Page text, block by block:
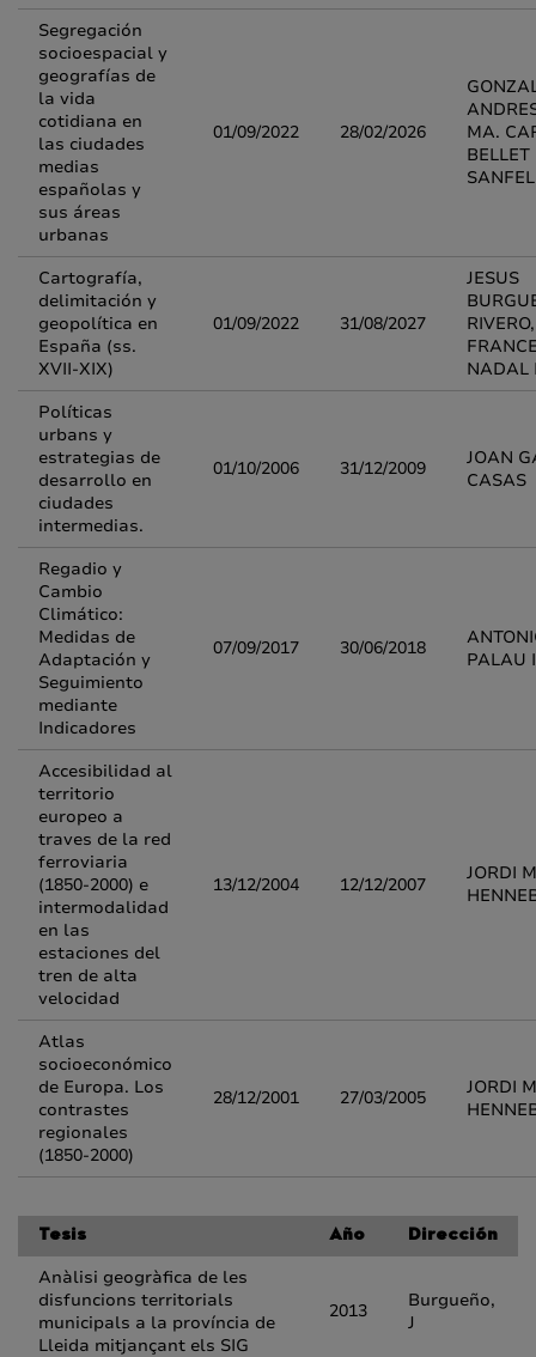
Segregación
socioespacial y
geografías de
la vida
cotidiana en
las ciudades
medias
españolas y
sus áreas
urbanas
01/09/2022 28/02/2026
MA.
BELLET
Cartografía,
delimitación y
geopolítica en
España (ss.
XVII-XIX)
01/09/2022 31/08/2027
JESUS
RIVERO,
NADAL
Políticas
urbans y
estrategias de
desarrollo en
ciudades
intermedias.
01/10/2006 31/12/2009
JOAN
CASAS
Regadio y
Cambio
Climático:
Medidas de
Adaptación y
Seguimiento
mediante
Indicadores
07/09/2017 30/06/2018
PALAU
Accesibilidad al
territorio
europeo a
traves de la red
ferroviaria
(1850-2000) e
intermodalidad
en las
estaciones del
tren de alta
velocidad
13/12/2004 12/12/2007
JORDI
Atlas
socioeconómico
de Europa. Los
contrastes
regionales
(1850-2000)
28/12/2001 27/03/2005
JORDI
Tesis Año Dirección
Anàlisi geogràfica de les
disfuncions territorials
municipals a la província de
Lleida mitjançant els SIG
2013
Burgueño,
J